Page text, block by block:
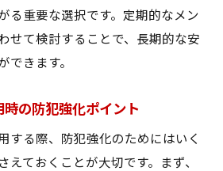
る重要な選択です。定期的なメン
せて検討することで、長期的な安
できます。
の防犯強化ポイント
する際、防犯強化のためにはいく
えておくことが大切です。まず、